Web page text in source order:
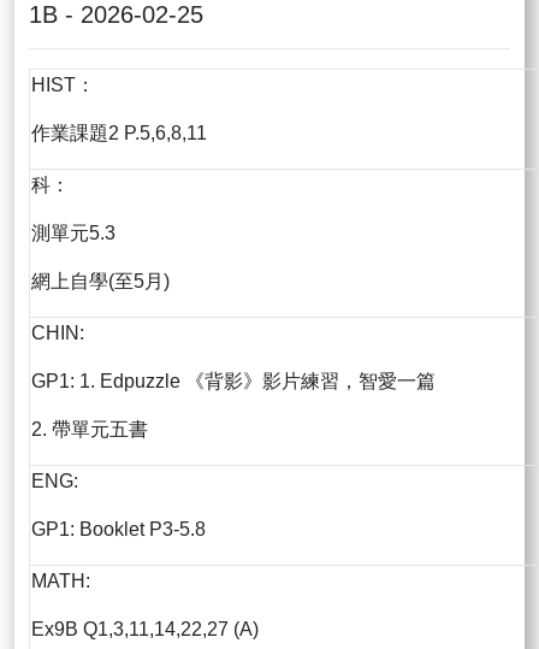
1B - 2026-02-25
HIST：
作業課題2 P.5,6,8,11
科：
測單元5.3
網上自學(至5月)
CHIN:
GP1: 1. Edpuzzle 《背影》影片練習，智愛一篇
2. 帶單元五書
ENG:
GP1: Booklet P3-5.8
MATH:
Ex9B Q1,3,11,14,22,27 (A)